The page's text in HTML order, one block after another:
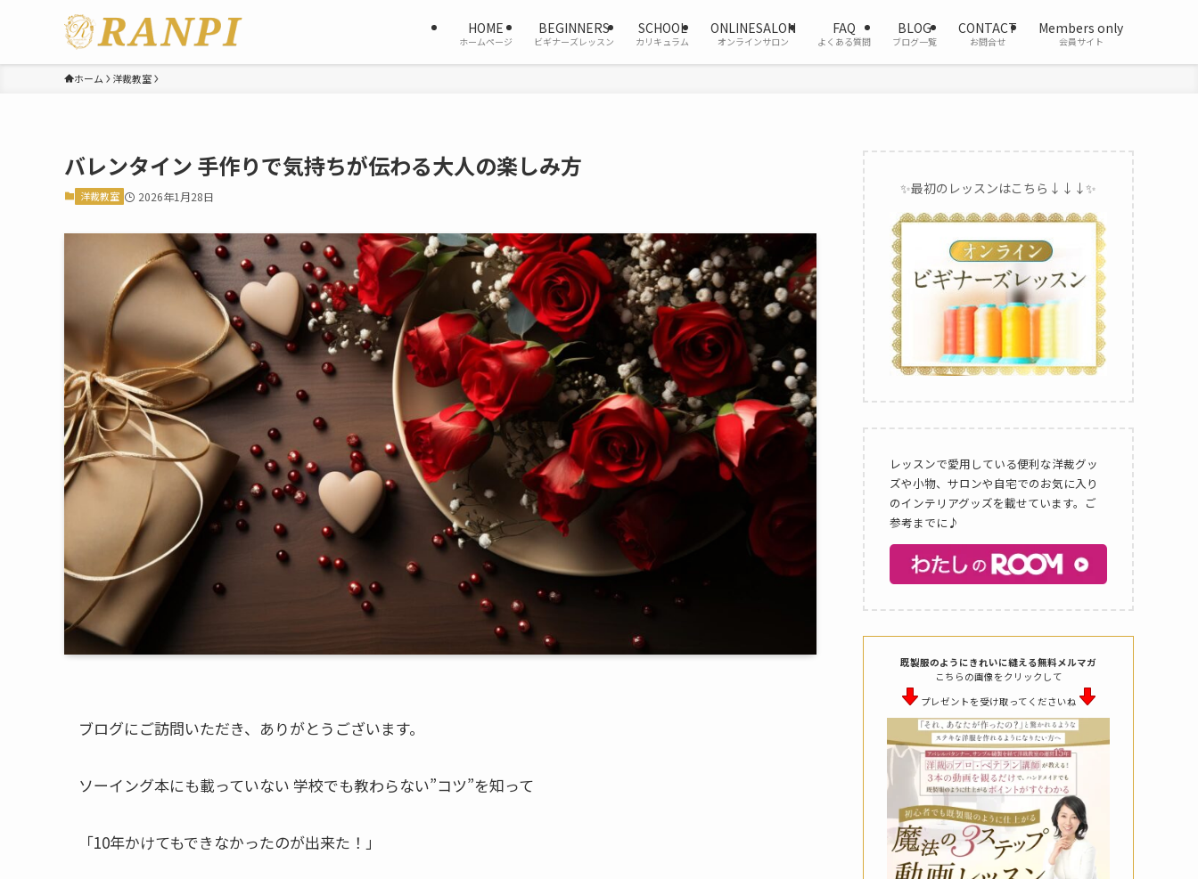
HOME
ホームページ
BEGINNERS
ビギナーズレッスン
SCHOOL
カリキュラム
ONLINESALON
オンラインサロン
FAQ
よくある質問
BLOG
ブログ一覧
CONTACT
お問合せ
Members only
会員サイト
ホーム 洋裁教室
バレンタイン 手作りで気持ちが伝わる大人の楽しみ方
洋裁教室 2026年1月28日
ブログにご訪問いただき、ありがとうございます。
ソーイング本にも載っていない 学校でも教わらない”コツ”を知って
「10年かけてもできなかったのが出来た！」
✨最初のレッスンはこちら↓↓↓✨
レッスンで愛用している便利な洋裁グッ
ズや小物、サロンや自宅でのお気に入り
のインテリアグッズを載せています。ご
参考までに♪
既製服のようにきれいに縫える無料メルマガ
こちらの画像をクリックして
プレゼントを受け取ってくださいね